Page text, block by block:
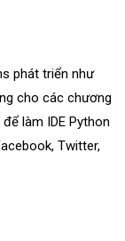
phát triển như
cho các chương
làm IDE Python
Twitter,